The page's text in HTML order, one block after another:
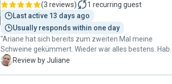
(3 reviews) 1 recurring guest
Last active 13 days ago
Usually responds within one day
"Ariane hat sich bereits zum zweiten Mal meine
Schweine gekümmert. Wieder war alles bestens. Habe
nichts zu beanstanden. Sehr netter Kontakt ☺️ Vielen
J Review by Juliane